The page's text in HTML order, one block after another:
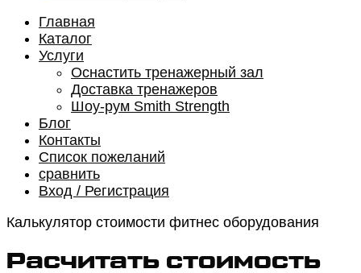
Главная
Каталог
Услуги
Оснастить тренажерный зал
Доставка тренажеров
Шоу-рум Smith Strength
Блог
Контакты
Список пожеланий
сравнить
Вход / Регистрация
Калькулятор стоимости фитнес оборудования
Расчитать стоимость